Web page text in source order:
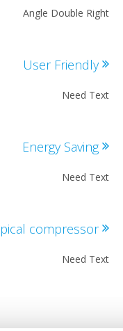
Angle Double
User
Need
Energy
Need
Tropical
Need